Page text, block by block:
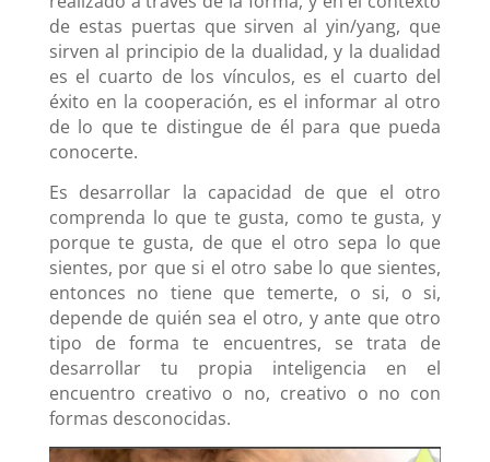
de estas puertas que sirven al yin/yang, que
sirven al principio de la dualidad, y la dualidad
es el cuarto de los vínculos, es el cuarto del
éxito en la cooperación, es el informar al otro
de lo que te distingue de él para que pueda
conocerte.
Es desarrollar la capacidad de que el otro
comprenda lo que te gusta, como te gusta, y
porque te gusta, de que el otro sepa lo que
sientes, por que si el otro sabe lo que sientes,
entonces no tiene que temerte, o si, o si,
depende de quién sea el otro, y ante que otro
tipo de forma te encuentres, se trata de
desarrollar tu propia inteligencia en el
encuentro creativo o no, creativo o no con
formas desconocidas.